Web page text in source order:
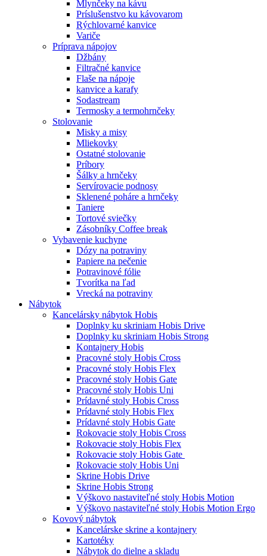
Mlynčeky na kávu
Príslušenstvo ku kávovarom
Rýchlovarné kanvice
Variče
Príprava nápojov
Džbány
Filtračné kanvice
Flaše na nápoje
kanvice a karafy
Sodastream
Termosky a termohrnčeky
Stolovanie
Misky a misy
Mliekovky
Ostatné stolovanie
Príbory
Šálky a hrnčeky
Servírovacie podnosy
Sklenené poháre a hrnčeky
Taniere
Tortové sviečky
Zásobníky Coffee break
Vybavenie kuchyne
Dózy na potraviny
Papiere na pečenie
Potravinové fólie
Tvorítka na ľad
Vrecká na potraviny
Nábytok
Kancelársky nábytok Hobis
Doplnky ku skriniam Hobis Drive
Doplnky ku skriniam Hobis Strong
Kontajnery Hobis
Pracovné stoly Hobis Cross
Pracovné stoly Hobis Flex
Pracovné stoly Hobis Gate
Pracovné stoly Hobis Uni
Prídavné stoly Hobis Cross
Prídavné stoly Hobis Flex
Prídavné stoly Hobis Gate
Rokovacie stoly Hobis Cross
Rokovacie stoly Hobis Flex
Rokovacie stoly Hobis Gate
Rokovacie stoly Hobis Uni
Skrine Hobis Drive
Skrine Hobis Strong
Výškovo nastaviteľné stoly Hobis Motion
Výškovo nastaviteľné stoly Hobis Motion Ergo
Kovový nábytok
Kancelárske skrine a kontajnery
Kartotéky
Nábytok do dielne a skladu